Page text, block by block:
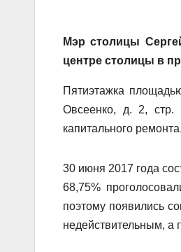
Мэр столицы
центре столицы в
Пятиэтажка
Овсеенко, д. 2,
капитального ремонта.
30 июня 2017 года
68,75%
поэтому появились
недействительным, а